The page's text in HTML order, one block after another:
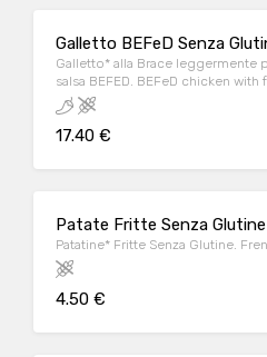
Galletto BEFeD Senza
Galletto* alla Brace leggermente
salsa BEFED. BEFeD chicken with
17.40 €
Patate Fritte Senza Glutine
Patatine* Fritte Senza Glutine.
4.50 €